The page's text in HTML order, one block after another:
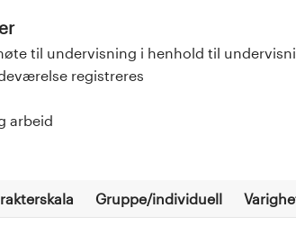
til undervisning i henhold til
registreres
arbeid
Gruppe/individuell